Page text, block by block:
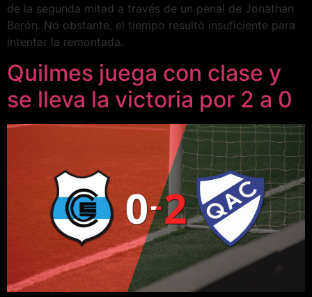
de la segunda mitad a través de un penal de Jonathan
Berón. No obstante, el tiempo resultó insuficiente para
intentar la remontada.
Quilmes juega con clase y
se lleva la victoria por 2 a 0